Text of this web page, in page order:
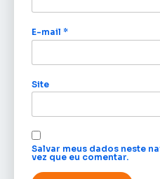
E-mail *
Site
Salvar meus dados neste
vez que eu comentar.